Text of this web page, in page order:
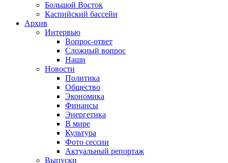
Большой Восток
Каспийский бассейн
Архив
Интервью
Вопрос-ответ
Сложный вопрос
Наши
Новости
Политика
Общество
Экономика
Финансы
Энергетика
В мире
Культура
Фото сессии
Актуальный репортаж
Выпуски